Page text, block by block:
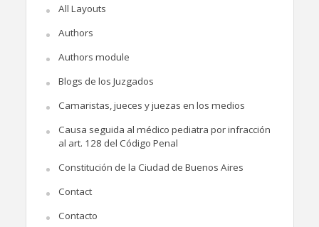
All Layouts
Authors
Authors module
Blogs de los Juzgados
Camaristas, jueces y juezas en los medios
Causa seguida al médico pediatra por infracción
al art. 128 del Código Penal
Constitución de la Ciudad de Buenos Aires
Contact
Contacto